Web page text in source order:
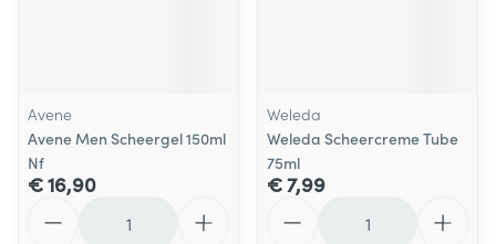
Avene
Avene Men Scheergel 150ml
Nf
€ 16,90
Weleda
Weleda Scheercreme Tube
75ml
€ 7,99